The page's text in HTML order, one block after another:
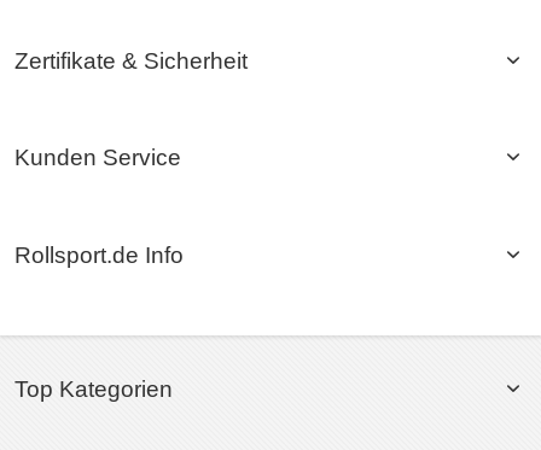
Zertifikate & Sicherheit
Kunden Service
Rollsport.de Info
Top Kategorien